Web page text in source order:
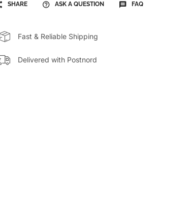
SHARE ASK A QUESTION FAQ
Fast & Reliable Shipping
Delivered with Postnord